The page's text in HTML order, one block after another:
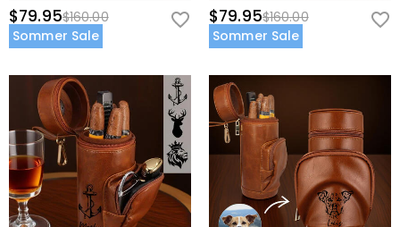
$79.95$160.00
Sommer Sale
$79.95$160.00
Sommer Sale